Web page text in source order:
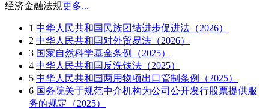
经济金融法规更多...
1 中华人民共和国民族团结进步促进法（2026）
2 中华人民共和国对外贸易法（2026）
3 国家自然科学基金条例（2025）
4 中华人民共和国反洗钱法（2025）
5 中华人民共和国两用物项出口管制条例（2025）
6 国务院关于规范中介机构为公司公开发行股票提供服
务的规定（2025）